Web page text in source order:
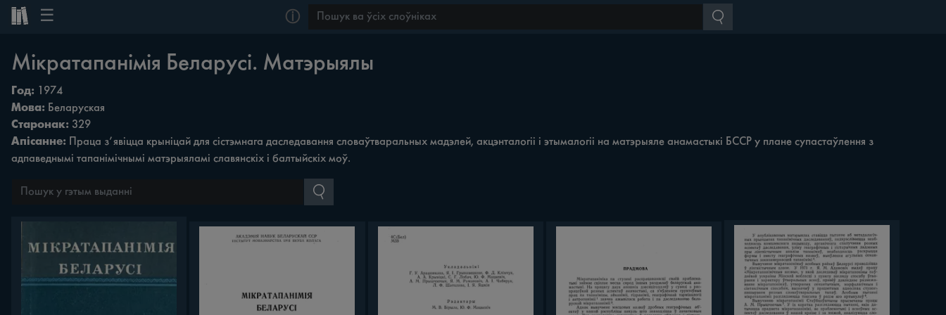
☰ ⓘ
Мікратапанімія Беларусі. Матэрыялы
Год: 1974
Мова: Беларуская
Старонак: 329
Апісанне: Праца з’явіцца крыніцай для сістэмнага даследавання словаўтваральных мадэлей, акцэнталогіі i этымалогіі на матэрыяле анамастыкі БССР у плане супастаўлення з
адпаведнымі тапанімічнымі матэрыяламі славянскіх i балтыйскіх моў.